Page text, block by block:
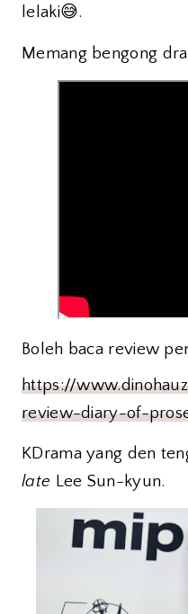
lelaki😅.
Memang bengong
Boleh baca review
https://
review-diary-of-
KDrama yang den
late Lee Sun-kyun.